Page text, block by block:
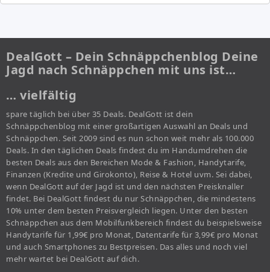
DealGott – Dein Schnäppchenblog Deine
Jagd nach Schnäppchen mit uns ist…
… vielfältig
spare täglich bei über 35 Deals. DealGott ist dein
Schnäppchenblog mit einer großartigen Auswahl an Deals und
Schnäppchen. Seit 2009 sind es nun schon weit mehr als 100.000
Deals. In den täglichen Deals findest du im Handumdrehen die
besten Deals aus den Bereichen Mode & Fashion, Handytarife,
Finanzen (Kredite und Girokonto), Reise & Hotel uvm. Sei dabei,
wenn DealGott auf der Jagd ist und den nächsten Preisknaller
findet. Bei DealGott findest du nur Schnäppchen, die mindestens
10% unter dem besten Preisvergleich liegen. Unter den besten
Schnäppchen aus dem Mobilfunkbereich findest du beispielsweise
Handytarife für 1,99€ pro Monat, Datentarife für 3,99€ pro Monat
und auch Smartphones zu Bestpreisen. Das alles und noch viel
mehr wartet bei DealGott auf dich.